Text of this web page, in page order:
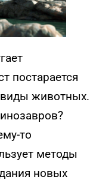
постарается
виды животных.
то
методы
новых